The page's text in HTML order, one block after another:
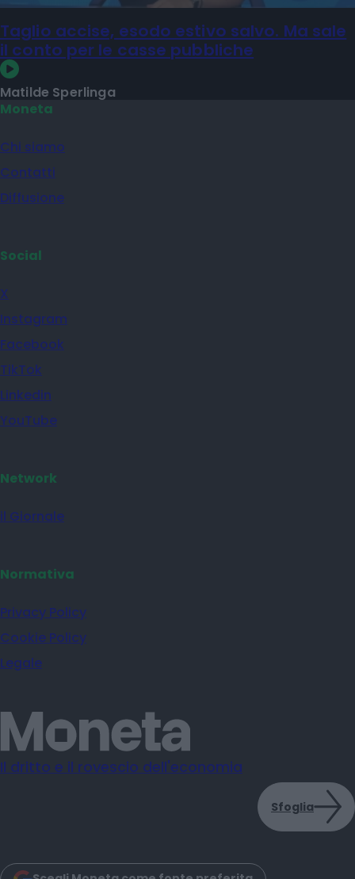
Taglio accise, esodo estivo salvo. Ma sale
il conto per le casse pubbliche
Matilde Sperlinga
Moneta
Chi siamo
Contatti
Diffusione
Social
X
Instagram
Facebook
TikTok
Linkedin
YouTube
Network
il Giornale
Normativa
Privacy Policy
Cookie Policy
Legale
Il dritto e il rovescio dell'economia
Sfoglia